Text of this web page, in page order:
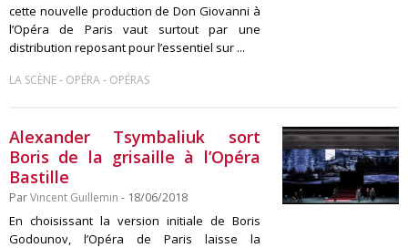
cette nouvelle production de Don Giovanni à
l’Opéra de Paris vaut surtout par une
distribution reposant pour l’essentiel sur ...
LA SCÈNE- OPÉRA- OPÉRAS
Alexander Tsymbaliuk sort
Boris de la grisaille à l’Opéra
Bastille
ParVincent Guillemin - 18/06/2018
En choisissant la version initiale de Boris
Godounov, l’Opéra de Paris laisse la